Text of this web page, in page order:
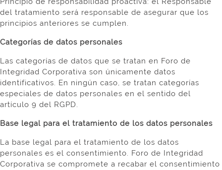
del tratamiento será responsable de asegurar que los
principios anteriores se cumplen.
Categorías de datos personales
Las categorías de datos que se tratan en Foro de
Integridad Corporativa son únicamente datos
identificativos. En ningún caso, se tratan categorías
especiales de datos personales en el sentido del
artículo 9 del RGPD.
Base legal para el tratamiento de los datos personales
La base legal para el tratamiento de los datos
personales es el consentimiento. Foro de Integridad
Corporativa se compromete a recabar el consentimiento